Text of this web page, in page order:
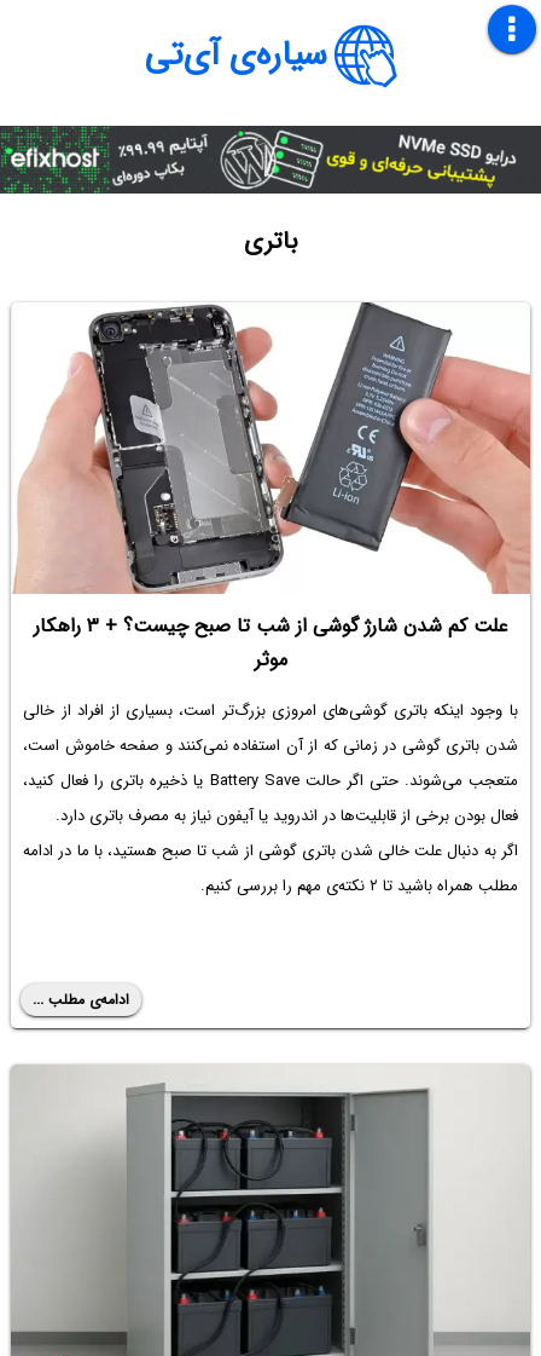
سیاره‌ی آی‌تی
باتری
علت کم شدن شارژ گوشی از شب تا صبح چیست؟ + ۳ راهکار
موثر
با وجود اینکه باتری گوشی‌های امروزی بزرگ‌تر است، بسیاری از افراد از خالی
شدن باتری گوشی در زمانی که از آن استفاده نمی‌کنند و صفحه خاموش است،
متعجب می‌شوند. حتی اگر حالت Battery Save یا ذخیره باتری را فعال کنید،
فعال بودن برخی از قابلیت‌ها در اندروید یا آیفون نیاز به مصرف باتری دارد.
اگر به دنبالعلت خالی شدن باتری گوشی از شب تا صبح هستید، با ما در ادامه
مطلب همراه باشید تا ۲ نکته‌ی مهم را بررسی کنیم.
ادامه‌ی مطلب ...